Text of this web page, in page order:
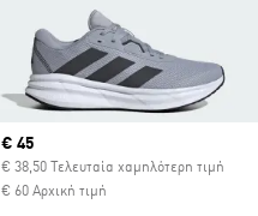
Current price
€ 45
€ 38,50 Τελευταία χαμηλότερη τιμή
€ 60 Αρχική τιμή